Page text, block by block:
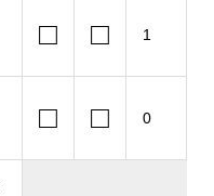
□ □ 1
□ □ 0